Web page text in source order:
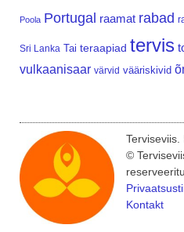
Poola Portugal raamat rabad
Sri Lanka Tai teraapiad tervis
vulkaanisaar värvid vääriskivid
Terviseviis.
©
Kontakt